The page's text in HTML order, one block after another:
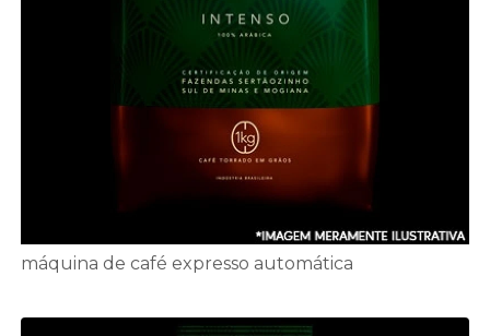
máquina de café expresso automática